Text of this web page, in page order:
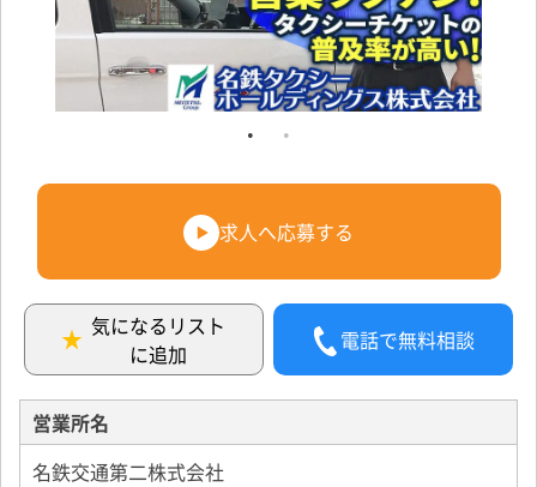
求人へ応募する
気になるリスト
に追加
電話で無料相談
営業所名
名鉄交通第二株式会社